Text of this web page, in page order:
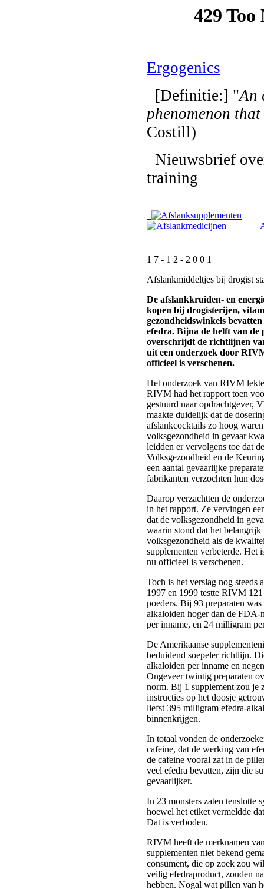
Ergogenics
[Definitie:] "An
phenomenon
Costill)
Nieuwsbrief
training
1 7 - 1 2 - 2 0 0 1
Afslankmiddeltjes bij drogist
De afslankkruiden- en
kopen bij drogisterijen,
gezondheidswinkels
efedra. Bijna de helft van de
overschrijdt de richtlijnen
uit een onderzoek door
officieel is verschenen.
Het onderzoek van RIVM
RIVM had het rapport toen
gestuurd naar opdrachtgever,
maakte duidelijk dat de
afslankcocktails zo hoog
volksgezondheid in gevaar
leidden er vervolgens toe dat
Volksgezondheid en de
een aantal gevaarlijke
fabrikanten verzochten hun
Daarop verzachtten de
in het rapport. Ze vervingen
dat de volksgezondheid in
waarin stond dat het belangrijk
volksgezondheid als de
supplementen verbeterde. Het
nu officieel is verschenen.
Toch is het verslag nog steeds
1997 en 1999 testte RIVM
poeders. Bij 93 preparaten
alkaloiden hoger dan de
per inname, en 24 milligram
De Amerikaanse
beduidend soepeler richtlijn.
alkaloiden per inname en
Ongeveer twintig preparaten
norm. Bij 1 supplement zou je
instructies op het doosje
liefst 395 milligram efedra-
binnenkrijgen.
In totaal vonden de
cafeine, dat de werking van
de cafeine vooral zat in de
veel efedra bevatten, zijn die
gevaarlijker.
In 23 monsters zaten tenslotte
hoewel het etiket vermeldde
Dat is verboden.
RIVM heeft de merknamen
supplementen niet bekend
consument, die op zoek zou
veilig efedraproduct, zouden
hebben. Nogal wat pillen van